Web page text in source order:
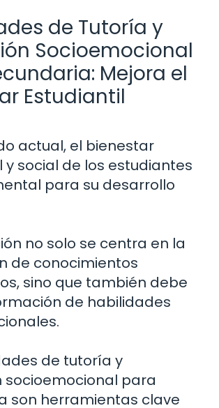
de Tutoría y
Socioemocional
Mejora el
Estudiantil
actual, el bienestar
y social de los estudiantes
para su desarrollo
no solo se centra en la
de conocimientos
sino que también debe
de habilidades
de tutoría y
socioemocional para
son herramientas clave